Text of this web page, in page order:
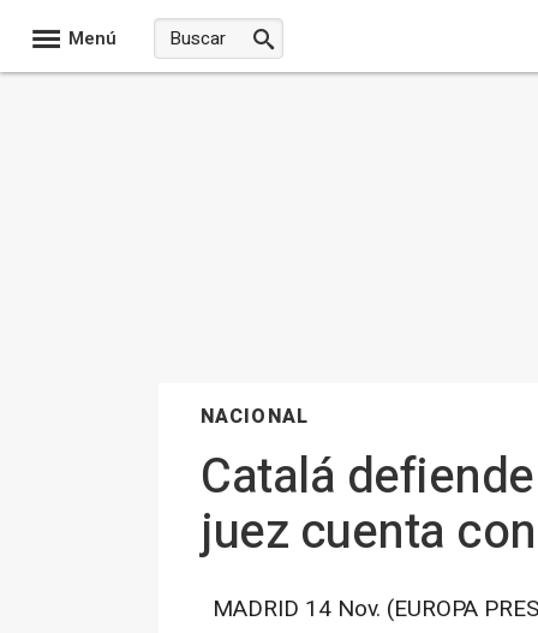
Menú
NACIONAL
Catalá
juez cuenta
MADRID 14 Nov. (EUROPA